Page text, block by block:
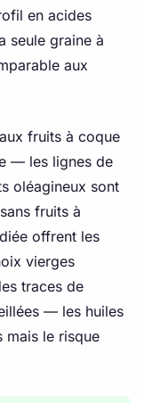
en acides
seule graine à
aux
fruits à coque
— les lignes de
oléagineux sont
fruits à
offrent les
vierges
traces de
— les huiles
mais le risque